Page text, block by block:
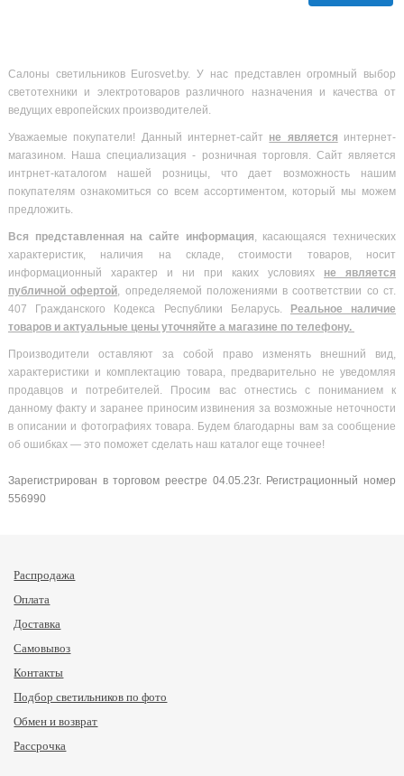
Салоны светильников Eurosvet.by. У нас представлен огромный выбор
светотехники и электротоваров различного назначения и качества от
ведущих европейских производителей.
Уважаемые покупатели! Данный интернет-сайт не является интернет-
магазином. Наша специализация - розничная торговля. Сайт является
интрнет-каталогом нашей розницы, что дает возможность нашим
покупателям ознакомиться со всем ассортиментом, который мы можем
предложить.
Вся представленная на сайте информация, касающаяся технических
характеристик, наличия на складе, стоимости товаров, носит
информационный характер и ни при каких условиях не является
публичной офертой, определяемой положениями в соответствии со ст.
407 Гражданского Кодекса Республики Беларусь.
Реальное наличие
товаров и актуальные цены уточняйте а магазине по телефону.
Производители оставляют за собой право изменять внешний вид,
характеристики и комплектацию товара, предварительно не уведомляя
продавцов и потребителей. Просим вас отнестись с пониманием к
данному факту и заранее приносим извинения за возможные неточности
в описании и фотографиях товара. Будем благодарны вам за сообщение
об ошибках — это поможет сделать наш каталог еще точнее!
Зарегистрирован в торговом реестре 04.05.23г. Регистрационный номер
556990
Распродажа
Оплата
Доставка
Самовывоз
Контакты
Подбор светильников по фото
Обмен и возврат
Рассрочка